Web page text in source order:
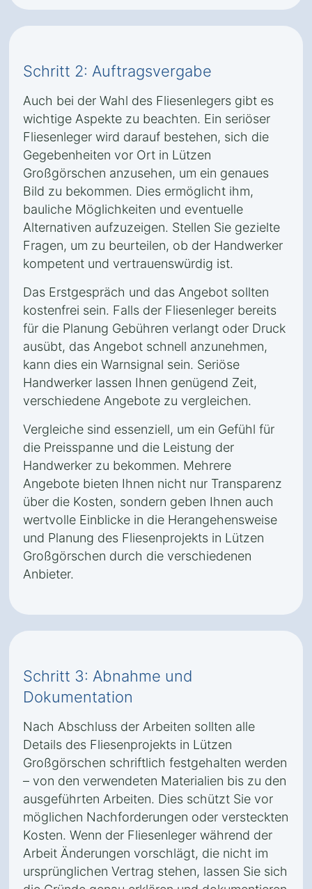
Schritt 2: Auftragsvergabe
Auch bei der Wahl des Fliesenlegers gibt es
wichtige Aspekte zu beachten. Ein seriöser
Fliesenleger wird darauf bestehen, sich die
Gegebenheiten vor Ort in Lützen
Großgörschen anzusehen, um ein genaues
Bild zu bekommen. Dies ermöglicht ihm,
bauliche Möglichkeiten und eventuelle
Alternativen aufzuzeigen. Stellen Sie gezielte
Fragen, um zu beurteilen, ob der Handwerker
kompetent und vertrauenswürdig ist.
Das Erstgespräch und das Angebot sollten
kostenfrei sein. Falls der Fliesenleger bereits
für die Planung Gebühren verlangt oder Druck
ausübt, das Angebot schnell anzunehmen,
kann dies ein Warnsignal sein. Seriöse
Handwerker lassen Ihnen genügend Zeit,
verschiedene Angebote zu vergleichen.
Vergleiche sind essenziell, um ein Gefühl für
die Preisspanne und die Leistung der
Handwerker zu bekommen. Mehrere
Angebote bieten Ihnen nicht nur Transparenz
über die Kosten, sondern geben Ihnen auch
wertvolle Einblicke in die Herangehensweise
und Planung des Fliesenprojekts in Lützen
Großgörschen durch die verschiedenen
Anbieter.
Schritt 3: Abnahme und
Dokumentation
Nach Abschluss der Arbeiten sollten alle
Details des Fliesenprojekts in Lützen
Großgörschen schriftlich festgehalten werden
– von den verwendeten Materialien bis zu den
ausgeführten Arbeiten. Dies schützt Sie vor
möglichen Nachforderungen oder versteckten
Kosten. Wenn der Fliesenleger während der
Arbeit Änderungen vorschlägt, die nicht im
ursprünglichen Vertrag stehen, lassen Sie sich